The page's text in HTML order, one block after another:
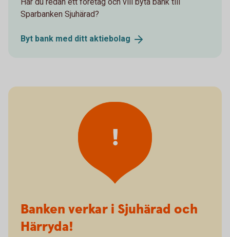
Sparbanken Sjuhärad?
Byt bank med ditt aktiebolag
Banken verkar i Sjuhärad och
Härryda!
!